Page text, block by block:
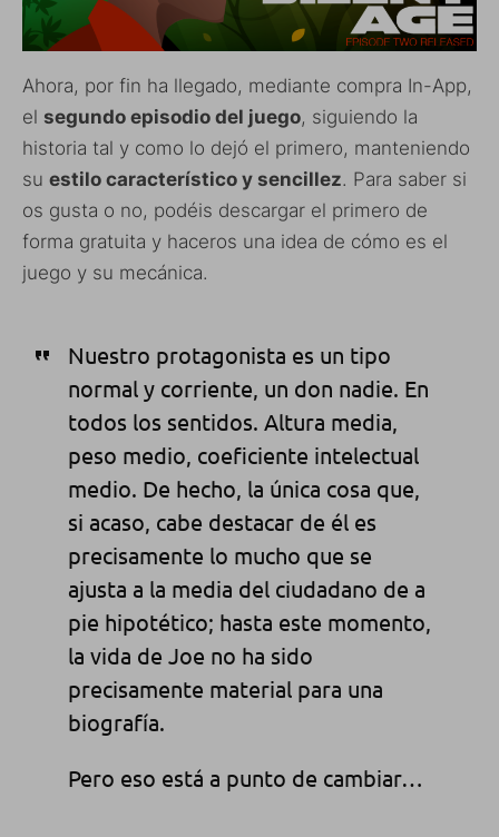
Ahora, por fin ha llegado, mediante compra In-App,
el segundo episodio del juego, siguiendo la
historia tal y como lo dejó el primero, manteniendo
su estilo característico y sencillez. Para saber si
os gusta o no, podéis descargar el primero de
forma gratuita y haceros una idea de cómo es el
juego y su mecánica.
Nuestro protagonista es un tipo
normal y corriente, un don nadie. En
todos los sentidos. Altura media,
peso medio, coeficiente intelectual
medio. De hecho, la única cosa que,
si acaso, cabe destacar de él es
precisamente lo mucho que se
ajusta a la media del ciudadano de a
pie hipotético; hasta este momento,
la vida de Joe no ha sido
precisamente material para una
biografía.
Pero eso está a punto de cambiar…